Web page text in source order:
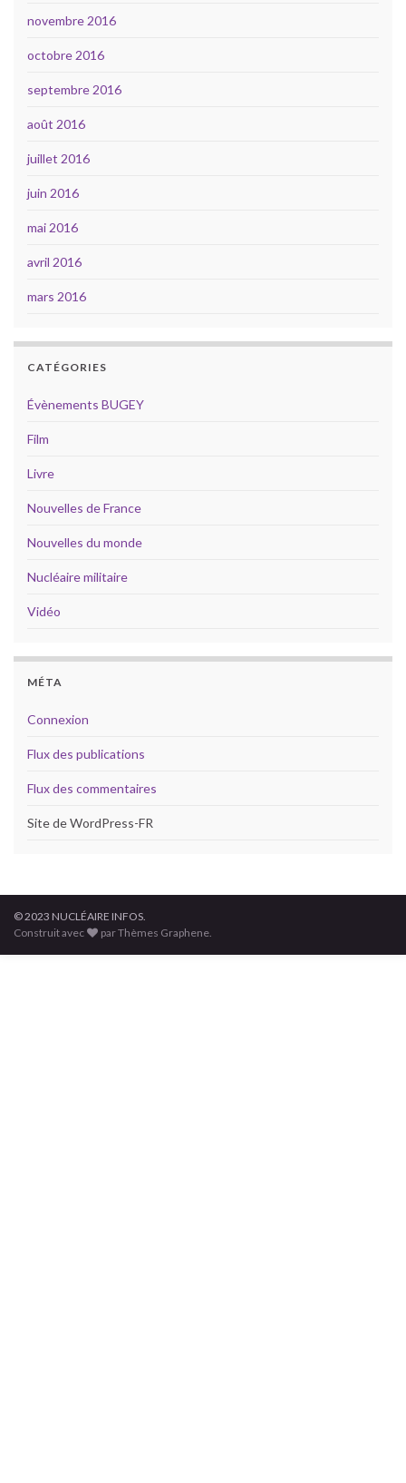
novembre 2016
octobre 2016
septembre 2016
août 2016
juillet 2016
juin 2016
mai 2016
avril 2016
mars 2016
CATÉGORIES
Évènements BUGEY
Film
Livre
Nouvelles de France
Nouvelles du monde
Nucléaire militaire
Vidéo
MÉTA
Connexion
Flux des publications
Flux des commentaires
Site de WordPress-FR
© 2023 NUCLÉAIRE INFOS.
Construit avec
par Thèmes Graphene.